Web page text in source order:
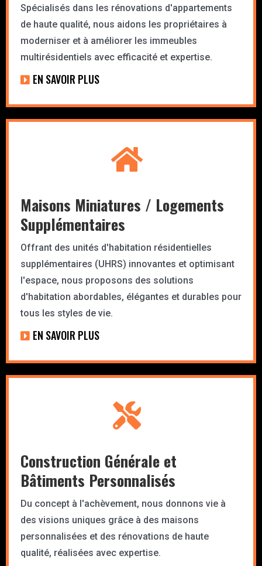
Spécialisés dans les rénovations d'appartements
de haute qualité, nous aidons les propriétaires à
moderniser et à améliorer les immeubles
multirésidentiels avec efficacité et expertise.
EN SAVOIR PLUS
Maisons Miniatures / Logements
Supplémentaires
Offrant des unités d'habitation résidentielles
supplémentaires (UHRS) innovantes et optimisant
l'espace, nous proposons des solutions
d'habitation abordables, élégantes et durables pour
tous les styles de vie.
EN SAVOIR PLUS
Construction Générale et
Bâtiments Personnalisés
Du concept à l'achèvement, nous donnons vie à
des visions uniques grâce à des maisons
personnalisées et des rénovations de haute
qualité, réalisées avec expertise.